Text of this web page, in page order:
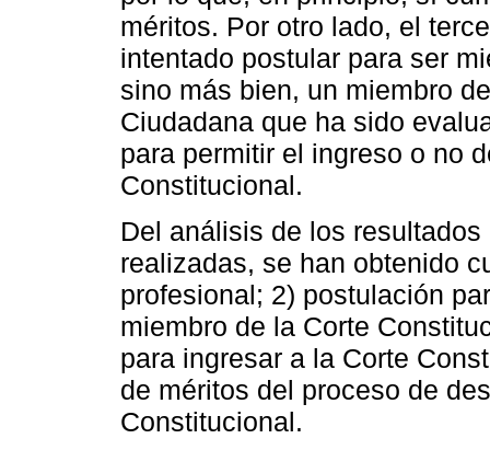
méritos. Por otro lado, el
intentado postular para ser
sino más bien, un miembro
Ciudadana que ha sido
para permitir el ingreso o no
Constitucional.
Del análisis de los
realizadas, se han obtenido
profesional; 2) postulación
miembro de la Corte
para ingresar a la Corte
de méritos del proceso de
Constitucional.